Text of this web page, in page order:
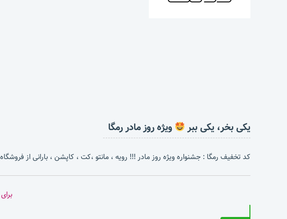
یکی بخر، یکی ببر ویژه روز مادر رمگا
کد تخفیف رمگا : جشنواره ویژه روز مادر !!! رویه ، مانتو ،کت ، کاپشن ، بارانی از